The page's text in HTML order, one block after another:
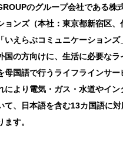
のグループ会社である株
ョンズ（本社：東京都新宿区、
いえらぶコミュニケーションズ
国の方向けに、生活に必要なラ
母国語で行うライフラインサー
により電気・ガス・水道やイン
て、日本語を含む13カ国語に
す。